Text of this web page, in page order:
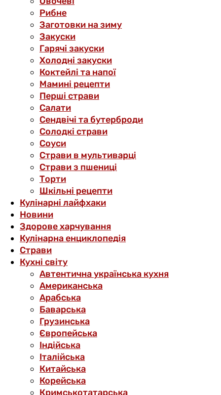
Рибне
Заготовки на зиму
Закуски
Гарячі закуски
Холодні закуски
Коктейлі та напої
Мамині рецепти
Перші страви
Салати
Сендвічі та бутерброди
Солодкі страви
Соуси
Страви в мультиварці
Страви з пшениці
Торти
Шкільні рецепти
Кулінарні лайфхаки
Новини
Здорове харчування
Кулінарна енциклопедія
Страви
Кухні світу
Автентична українська кухня
Американська
Арабська
Баварська
Грузинська
Європейська
Індійська
Італійська
Китайська
Корейська
Кримськотатарська